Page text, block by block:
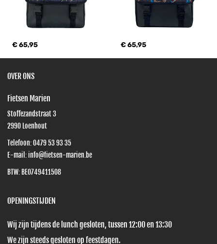
€ 65,95 € 65,95
OVER ONS
Fietsen Marien
Stoffezandstraat 3
2990 Loenhout
Telefoon:0479 53 93 35
E-mail: info@fietsen-marien.be
BTW: BE0749411508
OPENINGSTIJDEN
Wij zijn tijdens de lunch gesloten, tussen 12:00 en 13:30
We zijn steeds gesloten op feestdagen.